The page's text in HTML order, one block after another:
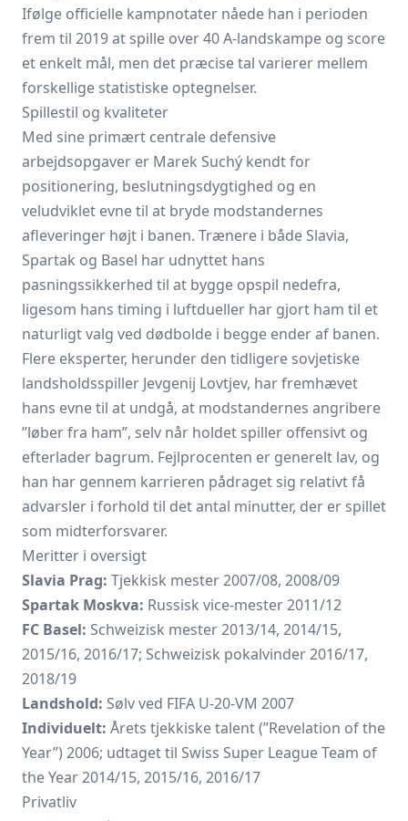
Ifølge officielle kampnotater nåede han i perioden
frem til 2019 at spille over 40 A-landskampe og score
et enkelt mål, men det præcise tal varierer mellem
forskellige statistiske optegnelser.
Spillestil og kvaliteter
Med sine primært centrale defensive
arbejdsopgaver er Marek Suchý kendt for
positionering, beslutningsdygtighed og en
veludviklet evne til at bryde modstandernes
afleveringer højt i banen. Trænere i både Slavia,
Spartak og Basel har udnyttet hans
pasningssikkerhed til at bygge opspil nedefra,
ligesom hans timing i luftdueller har gjort ham til et
naturligt valg ved dødbolde i begge ender af banen.
Flere eksperter, herunder den tidligere sovjetiske
landsholdsspiller Jevgenij Lovtjev, har fremhævet
hans evne til at undgå, at modstandernes angribere
”løber fra ham”, selv når holdet spiller offensivt og
efterlader bagrum. Fejlprocenten er generelt lav, og
han har gennem karrieren pådraget sig relativt få
advarsler i forhold til det antal minutter, der er spillet
som midterforsvarer.
Meritter i oversigt
Slavia Prag: Tjekkisk mester 2007/08, 2008/09
Spartak Moskva: Russisk vice-mester 2011/12
FC Basel: Schweizisk mester 2013/14, 2014/15,
2015/16, 2016/17; Schweizisk pokalvinder 2016/17,
2018/19
Landshold: Sølv ved FIFA U-20-VM 2007
Individuelt: Årets tjekkiske talent (”Revelation of the
Year”) 2006; udtaget til Swiss Super League Team of
the Year 2014/15, 2015/16, 2016/17
Privatliv